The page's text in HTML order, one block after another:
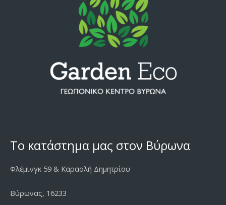
Το κατάστημα μας στον Βύρωνα
Φλέμινγκ 59 & Καραολή Δημητρίου
Βύρωνας, 16233